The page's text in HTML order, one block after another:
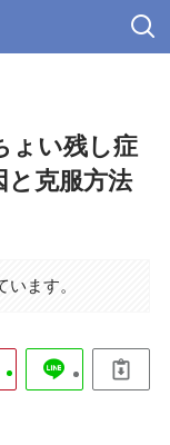
ょい残し症
と克服方法
ます。